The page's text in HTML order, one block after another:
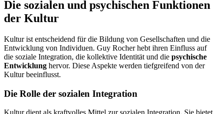
Die sozialen und psychischen Funktionen
der Kultur
Kultur ist entscheidend für die Bildung von Gesellschaften und die
Entwicklung von Individuen. Guy Rocher hebt ihren Einfluss auf
die soziale Integration, die kollektive Identität und die psychische
Entwicklung hervor. Diese Aspekte werden tiefgreifend von der
Kultur beeinflusst.
Die Rolle der sozialen Integration